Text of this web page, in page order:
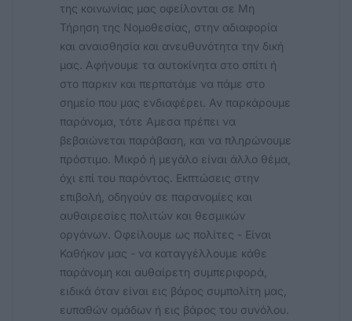
της κοινωνίας μας οφείλονται σε Μη
Τήρηση της Νομοθεσίας, στην αδιαφορία
και αναισθησία και ανευθυνότητα την δική
μας. Αφήνουμε τα αυτοκίνητα στο σπίτι ή
στο παρκιν και περπατάμε να πάμε στο
σημείο που μας ενδιαφέρει. Αν παρκάρουμε
παράνομα, τότε Αμεσα πρέπει να
βεβαιώνεται παράβαση, και να πληρώνουμε
πρόστιμο. Μικρό ή μεγάλο είναι άλλο θέμα,
όχι επί του παρόντος. Εκπτώσεις στην
επιβολή, οδηγούν σε παρανομίες και
αυθαιρεσίες πολιτών και θεσμικών
οργάνων. Οφείλουμε ως πολίτες - Είναι
Καθήκον μας - να καταγγέλλουμε κάθε
παράνομη και αυθαίρετη συμπεριφορά,
ειδικά όταν είναι εις βάρος συμπολίτη μας,
ευπαθών ομάδων ή εις βάρος του συνόλου.